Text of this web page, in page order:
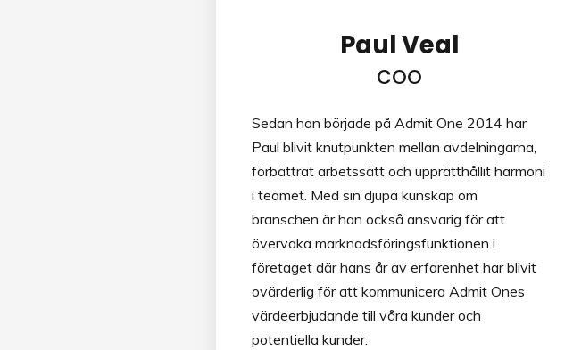
Paul Veal
COO
Sedan han började på Admit One 2014 har
Paul blivit knutpunkten mellan avdelningarna,
förbättrat arbetssätt och upprätthållit harmoni
i teamet. Med sin djupa kunskap om
branschen är han också ansvarig för att
övervaka marknadsföringsfunktionen i
företaget där hans år av erfarenhet har blivit
ovärderlig för att kommunicera Admit Ones
värdeerbjudande till våra kunder och
potentiella kunder.